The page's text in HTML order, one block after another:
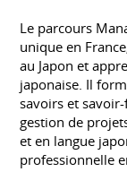
Le parcours
unique en
au Japon et
japonaise. Il
savoirs et
gestion de
et en langue
professionnelle